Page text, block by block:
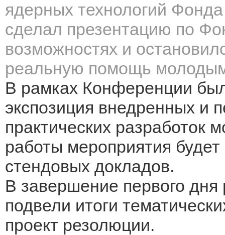
ядерных технологий
сделал презентацию по
возможностях и
реальную помощь
В рамках Конференции
экспозиция внедренных и
практических разработок
работы мероприятия
стендовых докладов.
В завершение первого
подвели итоги
проект резолюции.